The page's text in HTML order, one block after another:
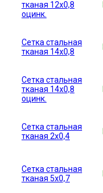
тканая 12x0,8
оцинк.
Сетка стальная
тканая 14x0,8
Сетка стальная
тканая 14x0,8
оцинк.
Сетка стальная
тканая 2x0,4
Сетка стальная
тканая 5x0,7